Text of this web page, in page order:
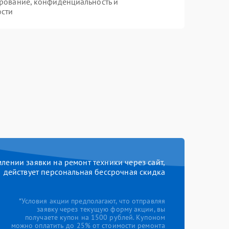
заявки на ремонт техники через сайт,
действует персональная бессрочная скидка
*Условия акции предполагают, что отправляя
заявку через текущую форму акции, вы
получаете купон на 1500 рублей. Купоном
можно оплатить до 25% от стоимости ремонта